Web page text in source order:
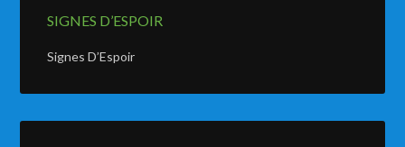
SIGNES D’ESPOIR
Signes D’Espoir